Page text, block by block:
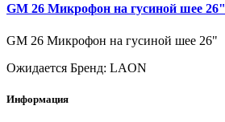
GM 26 Микрофон на гусиной шее 26"
GM 26 Микрофон на гусиной шее 26"
Ожидается Бренд: LAON
Информация